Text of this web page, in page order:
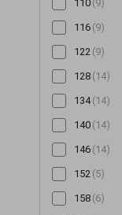
Снуди
Сорочки
Спідниці
Сукні
Сумки(14)
Толстовки
Топи (254)
Туніки
Футболки
110 (9)
116 (9)
122 (9)
128 (14)
134 (14)
140 (14)
146 (14)
152 (5)
158 (6)